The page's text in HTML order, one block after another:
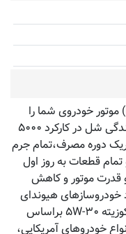
روغن موتور فرمولا شل ( Formula Shell) موتور خودروی شما را
تمیز مانند روز اول می کند. خاصیت شویندگی شل در کارکرد ۵۰۰۰
دوره مصرف،تمام جرم
تمام قطعات به روز اول
قدرت موتور و کاهش
هیوندای
وکیا می باشد.این محصول با درجه‌ی وسکوزیته ۵W-۳۰ براساس
خودروهای آمریکایی،